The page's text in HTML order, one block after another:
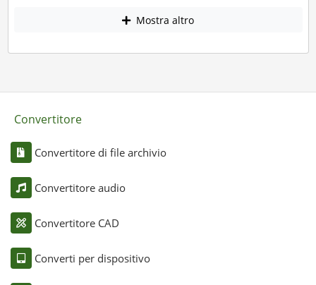
Mostra altro
Convertitore
Convertitore di file archivio
Convertitore audio
Convertitore CAD
Converti per dispositivo